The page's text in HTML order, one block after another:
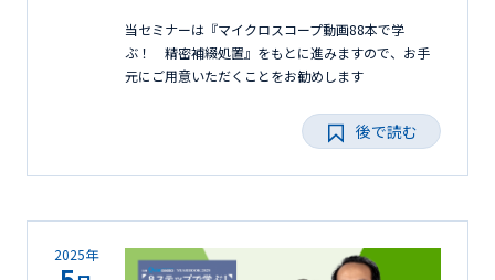
当セミナーは『マイクロスコープ動画88本で学
ぶ！ 精密補綴処置』をもとに進みますので、お手
元にご用意いただくことをお勧めします
後で読む
2025年